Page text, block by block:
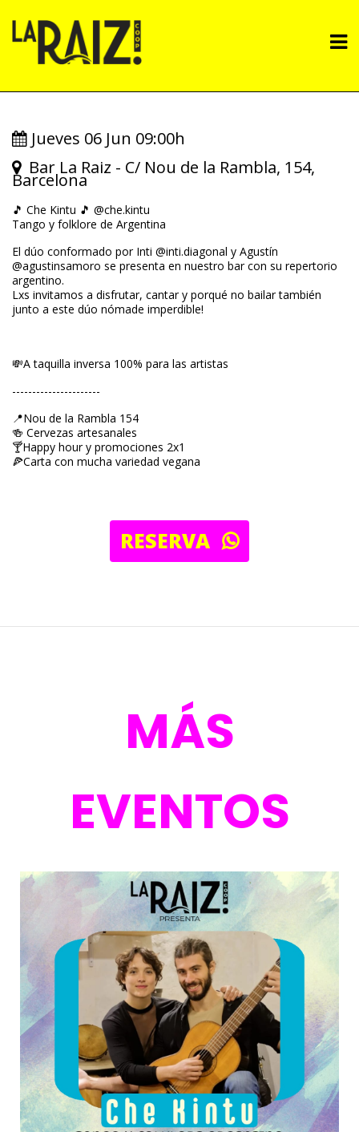
contenido
principal
Jueves 06 Jun 09:00h
Bar La Raiz - C/ Nou de la Rambla, 154,
Barcelona
🎵 Che Kintu 🎵 @che.kintu
Tango y folklore de Argentina
El dúo conformado por Inti @inti.diagonal y Agustín
@agustinsamoro se presenta en nuestro bar con su repertorio
argentino.
Lxs invitamos a disfrutar, cantar y porqué no bailar también
junto a este dúo nómade imperdible!
💸A taquilla inversa 100% para las artistas
----------------------
📍Nou de la Rambla 154
🍻 Cervezas artesanales
🍸Happy hour y promociones 2x1
🍕Carta con mucha variedad vegana
RESERVA
MÁS
EVENTOS